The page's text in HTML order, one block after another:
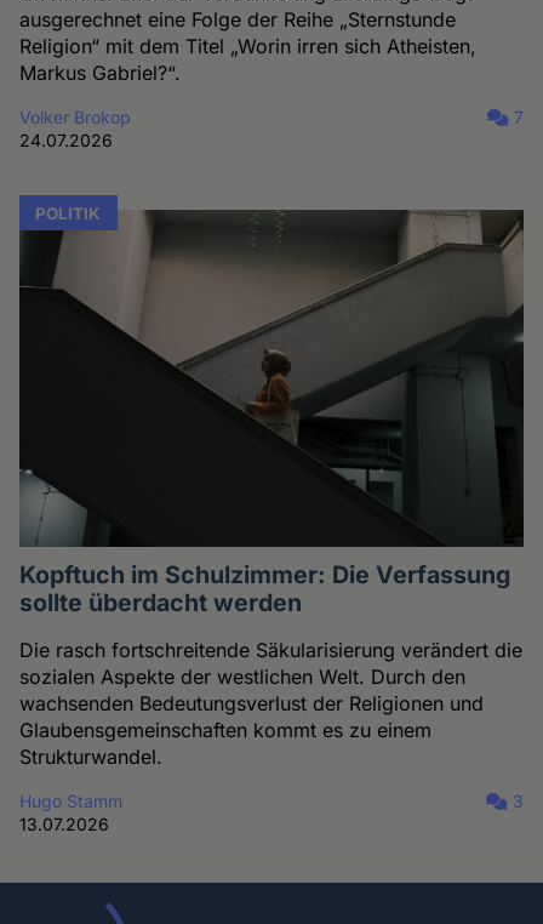
ausgerechnet eine Folge der Reihe „Sternstunde
Religion“ mit dem Titel „Worin irren sich Atheisten,
Markus Gabriel?“.
Volker Brokop
24.07.2026
7
POLITIK
Kopftuch im Schulzimmer: Die Verfassung
sollte überdacht werden
Die rasch fortschreitende Säkularisierung verändert die
sozialen Aspekte der westlichen Welt. Durch den
wachsenden Bedeutungsverlust der Religionen und
Glaubensgemeinschaften kommt es zu einem
Strukturwandel.
Hugo Stamm
13.07.2026
3